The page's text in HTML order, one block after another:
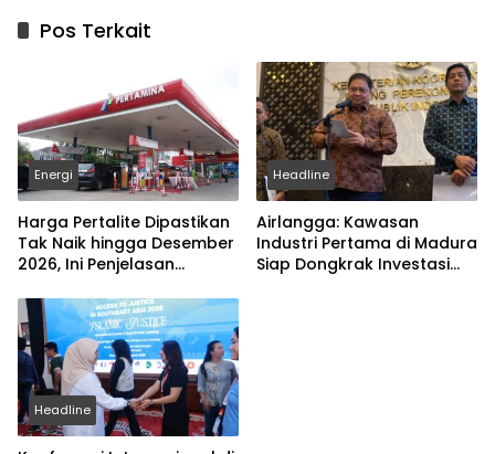
Pos Terkait
Energi
Harga Pertalite Dipastikan
Tak Naik hingga Desember
2026, Ini Penjelasan
Headline
Airlangga: Kawasan
Industri Pertama di Madura
Siap Dongkrak Investasi
Headline